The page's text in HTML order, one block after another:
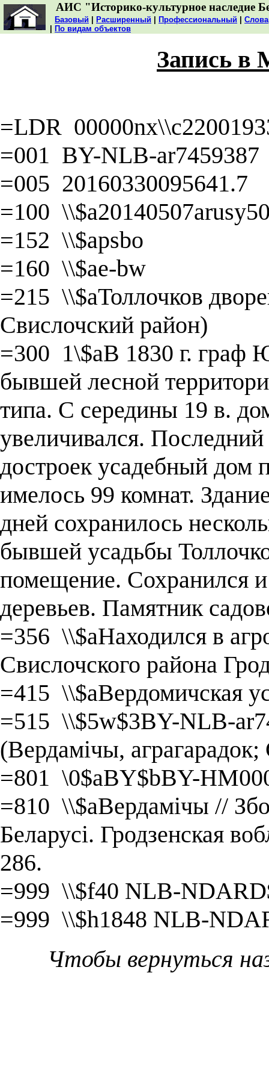
АИС "Историко-культурное наследие
Базовый Расширенный Профессиональный
По видам объектов
Запись в
=LDR
=001 BY-NLB-ar7459387
=005 20160330095641.7
=100
=152 \\$apsbo
=160 \\$ae-bw
=215 \\$aТоллочков
Свислочский район)
=300 1\$aВ 1830 г. граф
бывшей лесной
типа. С середины 19 в.
увеличивался. Последний
достроек усадебный дом
имелось 99 комнат.
дней сохранилось
бывшей усадьбы
помещение. Сохранился
деревьев. Памятник
=356 \\$aНаходился в
Свислочского района
=415 \\$aВердомичская
=515 \\$5w$3BY-NLB-
(Вердамічы, аграгарадок;
=801 \0$aBY$bBY-
=810 \\$aВердамічы //
Беларусі. Гродзенская
286.
=999 \\$f40 NLB-
=999 \\$h1848 NLB-
Чтобы вернуться